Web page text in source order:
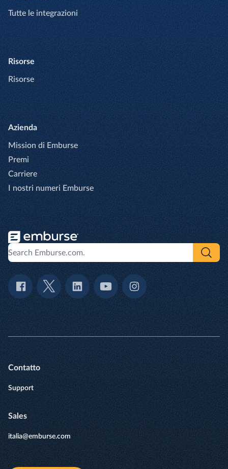
Tutte le integrazioni
Risorse
Risorse
Azienda
Mission di Emburse
Premi
Carriere
I nostri numeri Emburse
Contatto
Support
Sales
italia@emburse.com